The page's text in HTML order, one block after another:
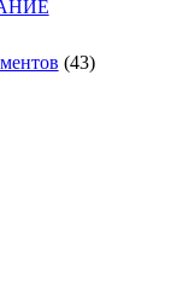
(43)